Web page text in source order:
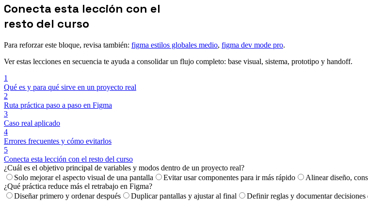
Conecta esta lección con el
resto del curso
Para reforzar este bloque, revisa también: figma estilos globales medio, figma dev mode pro.
Ver estas lecciones en secuencia te ayuda a consolidar un flujo completo: base visual, sistema, prototipo y handoff.
1
Qué es y para qué sirve en un proyecto real
2
Ruta práctica paso a paso en Figma
3
Caso real aplicado
4
Errores frecuentes y cómo evitarlos
5
Conecta esta lección con el resto del curso
¿Cuál es el objetivo principal de variables y modos dentro de un proyecto real?
Solo mejorar el aspecto visual de una pantalla
Evitar usar componentes para ir más rápido
Alinear diseño,
¿Qué práctica reduce más el retrabajo en Figma?
Diseñar primero y ordenar después
Duplicar pantallas y ajustar al final Definir reglas y documentar decisiones